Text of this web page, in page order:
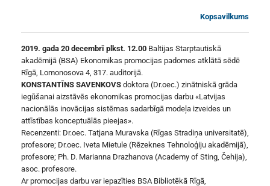
Kopsavilkums
2019. gada 20 decembrī plkst. 12.00 Baltijas Starptautiskā
akadēmijā (BSA) Ekonomikas promocijas padomes atklātā sēdē
Rīgā, Lomonosova 4, 317. auditorijā.
KONSTANTĪNS SAVENKOVS doktora (Dr.oec.) zinātniskā grāda
iegūšanai aizstāvēs ekonomikas promocijas darbu «Latvijas
nacionālās inovācijas sistēmas sadarbīgā modeļa izveides un
attīstības konceptuālās pieejas».
Recenzenti: Dr.oec. Tatjana Muravska (Rīgas Stradiņa universitatē),
profesore; Dr.oec. Iveta Mietule (Rēzeknes Tehnoloģiju akadēmijā),
profesore; Ph. D. Marianna Drazhanova (Academy of Sting, Čehija),
asoc. profesore.
Ar promocijas darbu var iepazīties BSA Bibliotēkā Rīgā,